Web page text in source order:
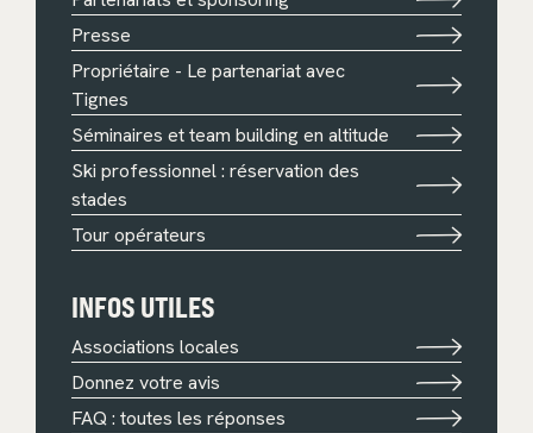
Presse
Propriétaire - Le partenariat avec
Tignes
Séminaires et team building en altitude
Ski professionnel : réservation des
stades
Tour opérateurs
INFOS UTILES
Associations locales
Donnez votre avis
FAQ : toutes les réponses